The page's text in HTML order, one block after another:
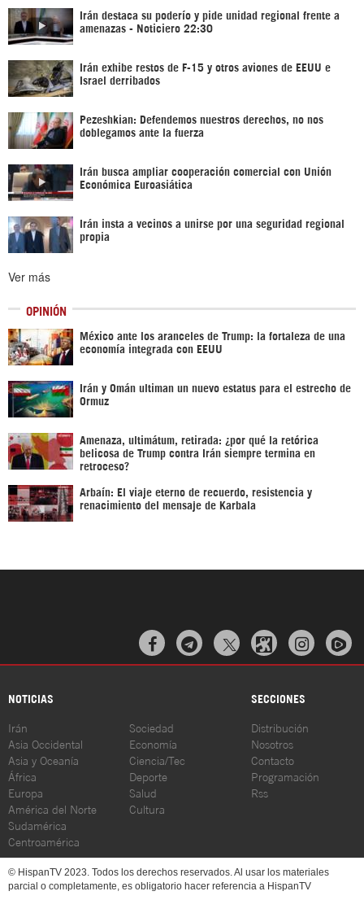
Irán destaca su poderío y pide unidad regional frente a
amenazas - Noticiero 22:30
Irán exhibe restos de F-15 y otros aviones de EEUU e
Israel derribados
Pezeshkian: Defendemos nuestros derechos, no nos
doblegamos ante la fuerza
Irán busca ampliar cooperación comercial con Unión
Económica Euroasiática
Irán insta a vecinos a unirse por una seguridad regional
propia
Ver más
OPINIÓN
México ante los aranceles de Trump: la fortaleza de una
economía integrada con EEUU
Irán y Omán ultiman un nuevo estatus para el estrecho de
Ormuz
Amenaza, ultimátum, retirada: ¿por qué la retórica
belicosa de Trump contra Irán siempre termina en
retroceso?
Arbaín: El viaje eterno de recuerdo, resistencia y
renacimiento del mensaje de Karbala
  
NOTICIAS SECCIONES
Irán
Asia Occidental
Asia y Oceanía
África
Europa
América del Norte
Sudamérica
Centroamérica
Sociedad
Economía
Ciencia/Tec
Deporte
Salud
Cultura
Distribución
Nosotros
Contacto
Programación
Rss
© HispanTV 2023. Todos los derechos reservados. Al usar los materiales
parcial o completamente, es obligatorio hacer referencia a HispanTV